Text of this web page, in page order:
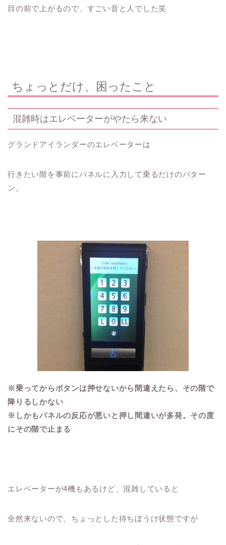
目の前で上がるので、すごい音と人でした笑
ちょっとだけ、困ったこと
混雑時はエレベーターがやたら来ない
グランドアイランダーのエレベーターは
行きたい階を事前にパネルに入力して乗るだけのパター
ン。
※乗ってからボタンは押せないから間違えたら、その階で
降りるしかない
※しかもパネルの反応が悪いと押し間違いが多発。その度
にその階で止まる
エレベーターが4機もあるけど、混雑していると
全然来ないので、ちょっとした待ちぼうけ状態ですが